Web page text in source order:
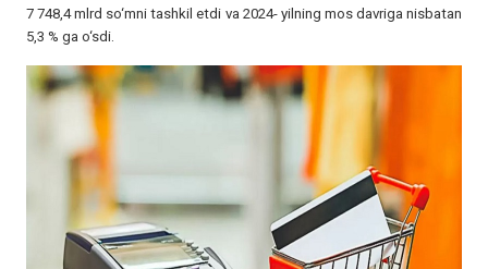
7 748,4 mlrd so‘mni tashkil etdi va 2024- yilning mos davriga nisbatan
5,3 % ga o‘sdi.